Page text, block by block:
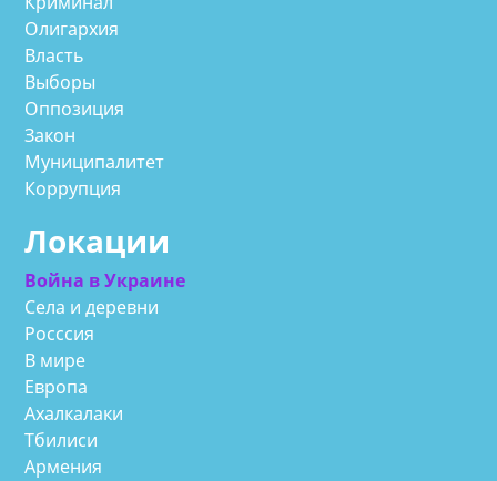
Олигархия
Власть
Выборы
Оппозиция
Закон
Муниципалитет
Коррупция
Локации
Война в Украине
Села и деревни
Росссия
В мире
Европа
Ахалкалаки
Тбилиси
Армения